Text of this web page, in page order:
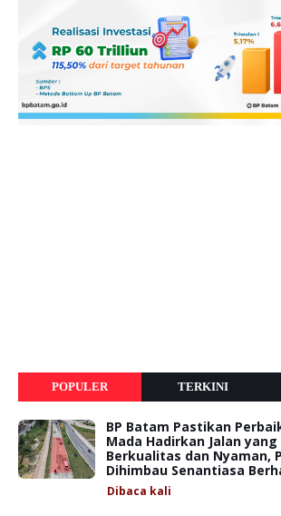
POPULER TERKINI
BP Batam Pastikan
Mada Hadirkan Jalan yang
Berkualitas dan Nyaman,
Dihimbau Senantiasa
Dibaca kali